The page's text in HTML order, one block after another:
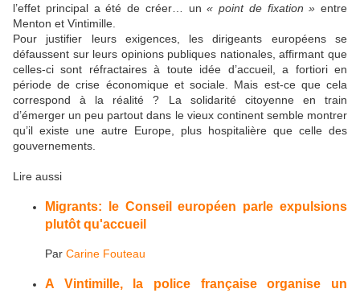
l’effet principal a été de créer… un« point de fixation » entre
Menton et Vintimille.
Pour justifier leurs exigences, les dirigeants européens se
défaussent sur leurs opinions publiques nationales, affirmant que
celles-ci sont réfractaires à toute idée d’accueil, a fortiori en
période de crise économique et sociale. Mais est-ce que cela
correspond à la réalité ? La solidarité citoyenne en train
d’émerger un peu partout dans le vieux continent semble montrer
qu’il existe une autre Europe, plus hospitalière que celle des
gouvernements.
Lire aussi
Migrants: le Conseil européen parle expulsions
plutôt qu'accueil
Par Carine Fouteau
A Vintimille, la police française organise un